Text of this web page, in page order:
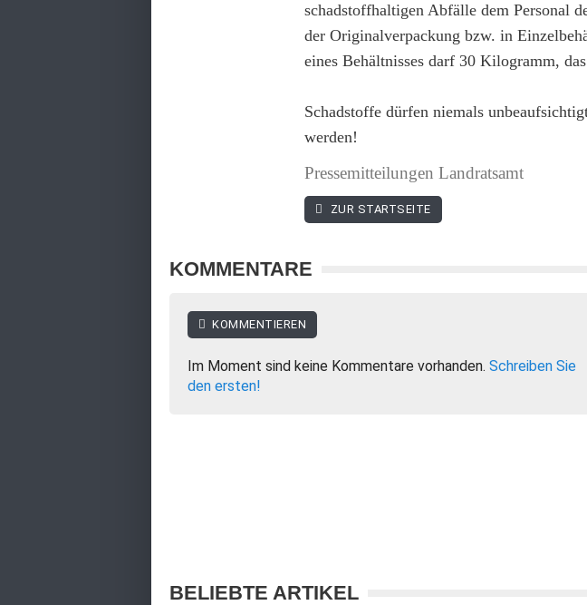
schadstoffhaltigen Abfälle dem Personal
der Originalverpackung bzw. in
eines Behältnisses darf 30 Kilogramm,
Schadstoffe dürfen niemals
werden!
Pressemitteilungen Landratsamt
ZUR STARTSEITE
KOMMENTARE
KOMMENTIEREN
Im Moment sind keine Kommentare vorhanden. Schreiben Sie
den ersten!
BELIEBTE ARTIKEL